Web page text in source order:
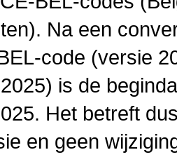
Na een
code (versie
is de
Het betreft
en geen